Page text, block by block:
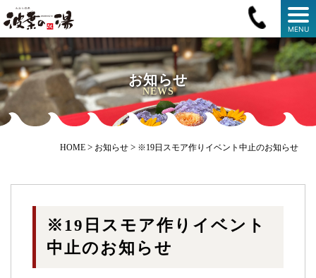
MENU
お知らせ
NEWS
HOME > お知らせ > ※19日スモア作りイベント中止のお知らせ
※19日スモア作りイベント
中止のお知らせ